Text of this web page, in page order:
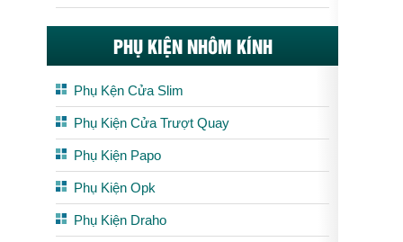
PHỤ KIỆN NHÔM KÍNH
Phụ Kện Cửa Slim
Phụ Kiện Cửa Trượt Quay
Phụ Kiện Papo
Phụ Kiện Opk
Phụ Kiện Draho